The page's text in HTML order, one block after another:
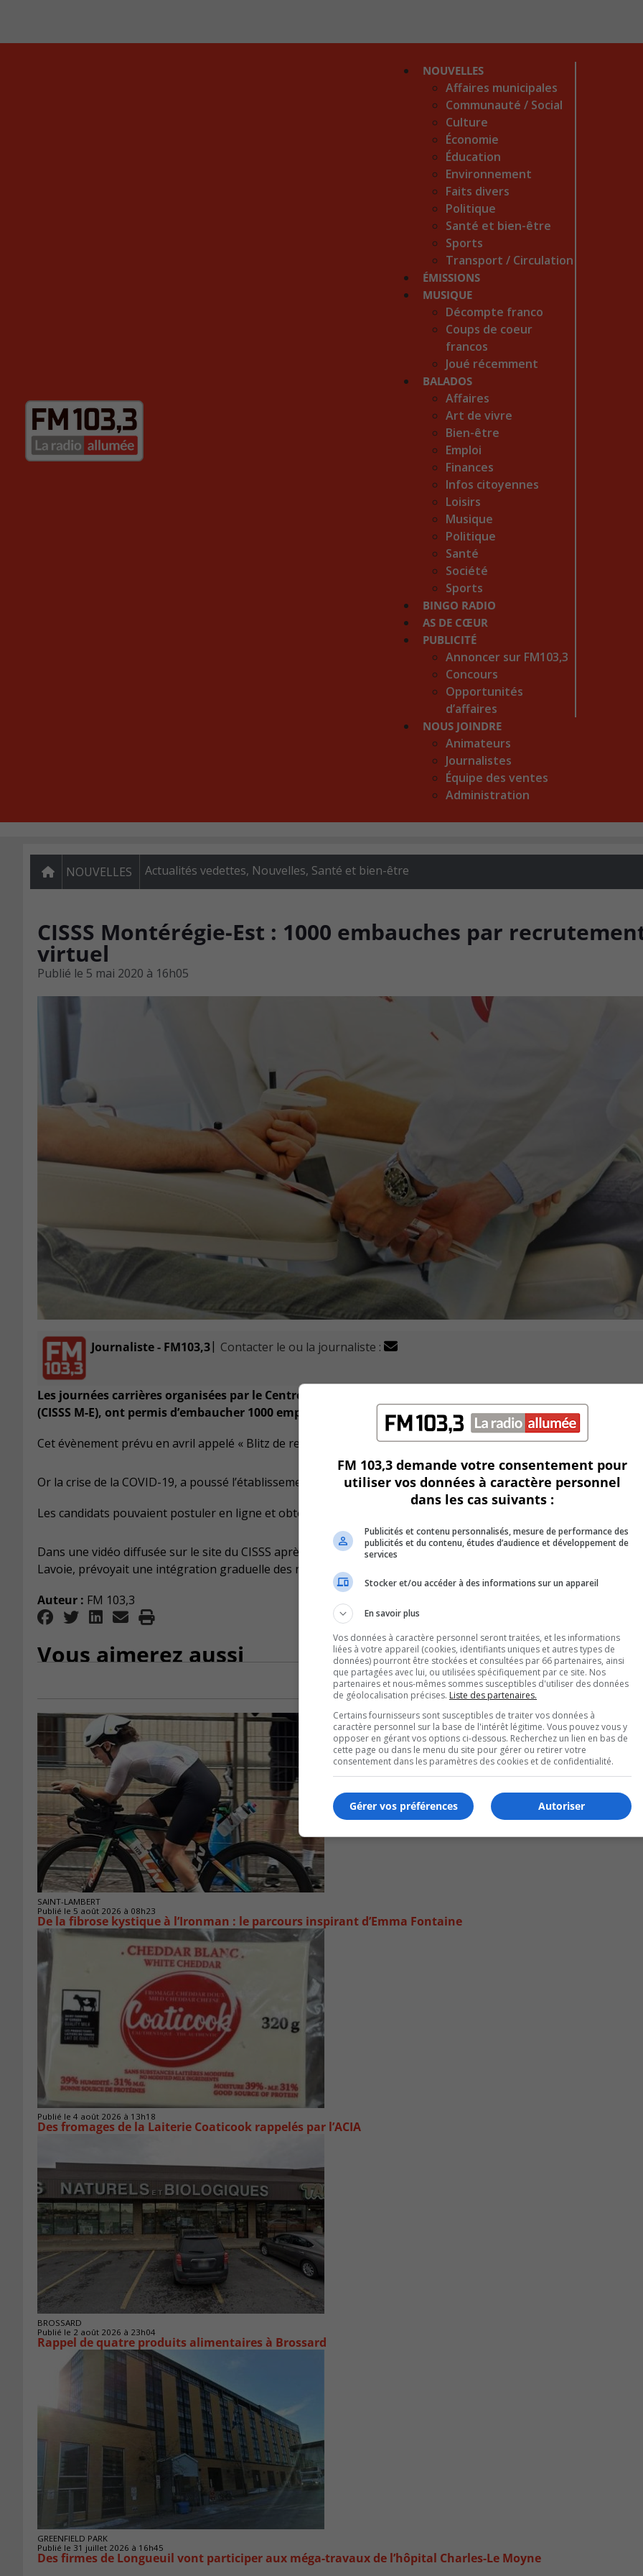
NOUVELLES
Affaires municipales
Communauté / Social
Culture
Économie
Éducation
Environnement
Faits divers
Politique
Santé et bien-être
Sports
Transport / Circulation
ÉMISSIONS
MUSIQUE
Décompte franco
Coups de coeur
francos
Joué récemment
BALADOS
Affaires
Art de vivre
Bien-être
Emploi
Finances
Infos citoyennes
Loisirs
Musique
Politique
Santé
Société
Sports
BINGO RADIO
AS DE CŒUR
PUBLICITÉ
Annoncer sur FM103,3
Concours
Opportunités
d’affaires
NOUS JOINDRE
Animateurs
Journalistes
Équipe des ventes
Administration
NOUVELLES Actualités vedettes, Nouvelles, Santé et bien-être
CISSS Montérégie-Est : 1000 embauches par
virtuel
Publié le 5 mai 2020 à 16h05
Journaliste - FM103,3| Contacter le ou la journaliste :
Les journées carrières organisées par le Centre intégré de santé et de services sociaux de la Montérégie-Est
(CISSS M-E), ont permis d’embaucher 1000 employés et ce, sans réaliser d’entrevue en personne.
Cet évènement prévu en avril appelé « Blitz de recrutement », devait avoir lieu dans un hôtel de la Rive-Sud.
Or la crise de la COVID-19, a poussé l’établissement à mettre en place un système virtuel.
Les candidats pouvaient postuler en ligne et obtenir rapidement une entrevue.
Dans une vidéo diffusée sur le site du CISSS après le début de la pandémie, la directrice des ressources
Lavoie, prévoyait une intégration graduelle des nouveaux employés dans le réseau.
Auteur : FM 103,3
Vous aimerez aussi
SAINT-LAMBERT
Publié le 5 août 2026 à 08h23
De la fibrose kystique à l’Ironman : le parcours inspirant d’Emma Fontaine
Publié le 4 août 2026 à 13h18
Des fromages de la Laiterie Coaticook rappelés par l’ACIA
BROSSARD
Publié le 2 août 2026 à 23h04
Rappel de quatre produits alimentaires à Brossard
GREENFIELD PARK
Publié le 31 juillet 2026 à 16h45
Des firmes de Longueuil vont participer aux méga-travaux de l’hôpital Charles-Le Moyne
FM 103,3 demande votre consentement pour
utiliser vos données à caractère personnel
dans les cas suivants :
Publicités et contenu personnalisés, mesure de performance des
publicités et du contenu, études d’audience et développement de
services
Stocker et/ou accéder à des informations sur un appareil
En savoir plus
Vos données à caractère personnel seront traitées, et les informations
liées à votre appareil (cookies, identifiants uniques et autres types de
données) pourront être stockées et consultées par 66 partenaires, ainsi
que partagées avec lui, ou utilisées spécifiquement par ce site. Nos
partenaires et nous-mêmes sommes susceptibles d'utiliser des données
de géolocalisation précises. Liste des partenaires.
Certains fournisseurs sont susceptibles de traiter vos données à
caractère personnel sur la base de l'intérêt légitime. Vous pouvez vous y
opposer en gérant vos options ci-dessous. Recherchez un lien en bas de
cette page ou dans le menu du site pour gérer ou retirer votre
consentement dans les paramètres des cookies et de confidentialité.
Autoriser
Gérer vos préférences